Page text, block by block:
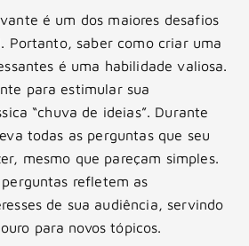
é um dos maiores desafios
Portanto, saber como criar uma
é uma habilidade valiosa.
para estimular sua
“chuva de ideias”. Durante
todas as perguntas que seu
mesmo que pareçam simples.
refletem as
de sua audiência, servindo
para novos tópicos.